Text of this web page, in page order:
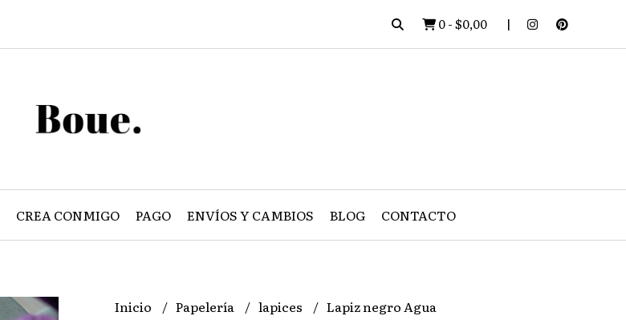
0-$0,00
CREA CONMIGO PAGO ENVÍOS Y CAMBIOS BLOG CONTACTO
Inicio Papelería lapices Lapiz negro Agua